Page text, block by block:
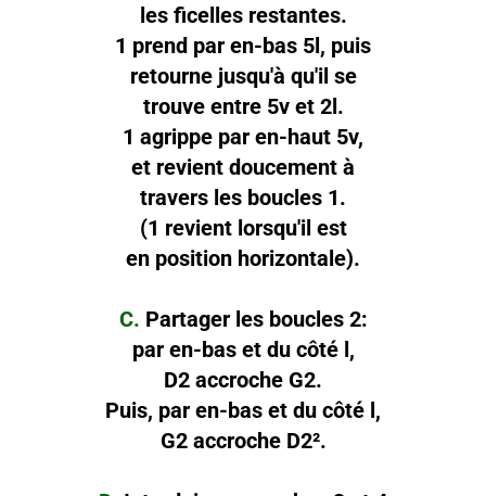
les ficelles restantes.
1 prend par en-bas 5l, puis
retourne jusqu'à qu'il se
trouve entre 5v et 2l.
1 agrippe par en-haut 5v,
et revient doucement à
travers les boucles 1.
(1 revient lorsqu'il est
en position horizontale).
C. Partager les boucles 2:
par en-bas et du côté l,
D2 accroche G2.
Puis, par en-bas et du côté l,
G2 accroche D2².